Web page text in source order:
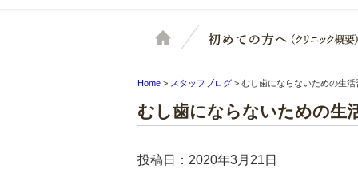
ホーム
Home > スタッフブログ > むし歯にならないための生
むし歯にならないための生
投稿日：2020年3月21日